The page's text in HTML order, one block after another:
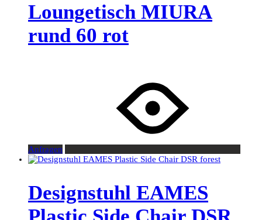
Loungetisch MIURA
rund 60 rot
Anfragen
Designstuhl EAMES